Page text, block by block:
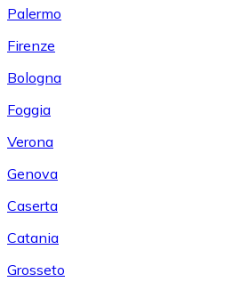
Palermo
Firenze
Bologna
Foggia
Verona
Genova
Caserta
Catania
Grosseto